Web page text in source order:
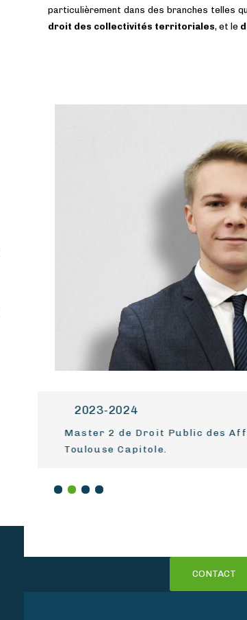
particulièrement dans des branches telles
droit des collectivités territoriales, et le
Master 2 de Droit Public des
Toulouse Capitole.
2023-2024
CONTACT